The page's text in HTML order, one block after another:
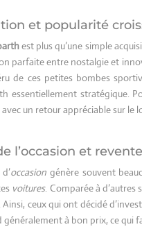
et popularité
est plus qu’une simple
parfaite entre nostalgie et
de ces petites bombes
essentiellement stratégique.
un retour appréciable sur le
l’occasion et revente
occasion génère souvent
voitures. Comparée à d’autres
ceux qui ont décidé
généralement à bon prix, ce qui